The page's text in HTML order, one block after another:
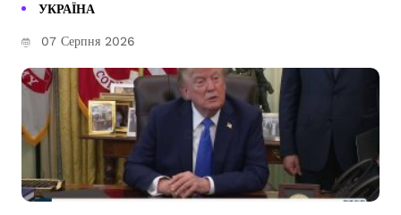
УКРАЇНА
07 Серпня 2026